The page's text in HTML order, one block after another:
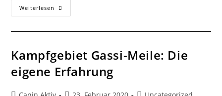
Weiterlesen
Kampfgebiet Gassi-Meile: Die
eigene Erfahrung